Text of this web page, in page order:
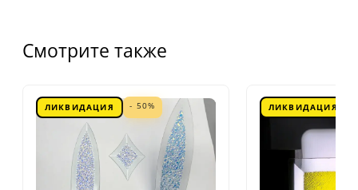
Смотрите также
ЛИКВИДАЦИЯ - 50% ЛИКВИДАЦИЯ